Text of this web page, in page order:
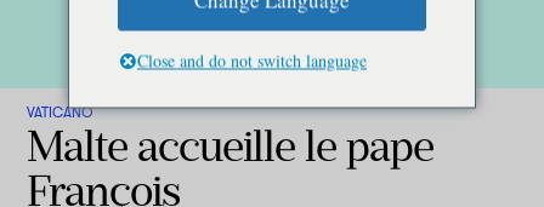
VATICANO
Malte accueille le pape
François
Close and do not switch language